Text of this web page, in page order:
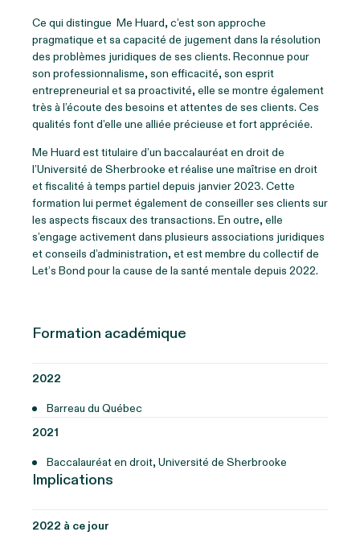
Ce qui distingue Me Huard, c’est son approche
pragmatique et sa capacité de jugement dans la résolution
des problèmes juridiques de ses clients. Reconnue pour
son professionnalisme, son efficacité, son esprit
entrepreneurial et sa proactivité, elle se montre également
très à l’écoute des besoins et attentes de ses clients. Ces
qualités font d’elle une alliée précieuse et fort appréciée.
Me Huard est titulaire d’un baccalauréat en droit de
l’Université de Sherbrooke et réalise une maîtrise en droit
et fiscalité à temps partiel depuis janvier 2023. Cette
formation lui permet également de conseiller ses clients sur
les aspects fiscaux des transactions. En outre, elle
s’engage activement dans plusieurs associations juridiques
et conseils d’administration, et est membre du collectif de
Let’s Bond pour la cause de la santé mentale depuis 2022.
Formation académique
2022
Barreau du Québec
2021
Baccalauréat en droit, Université de Sherbrooke
Implications
2022 à ce jour